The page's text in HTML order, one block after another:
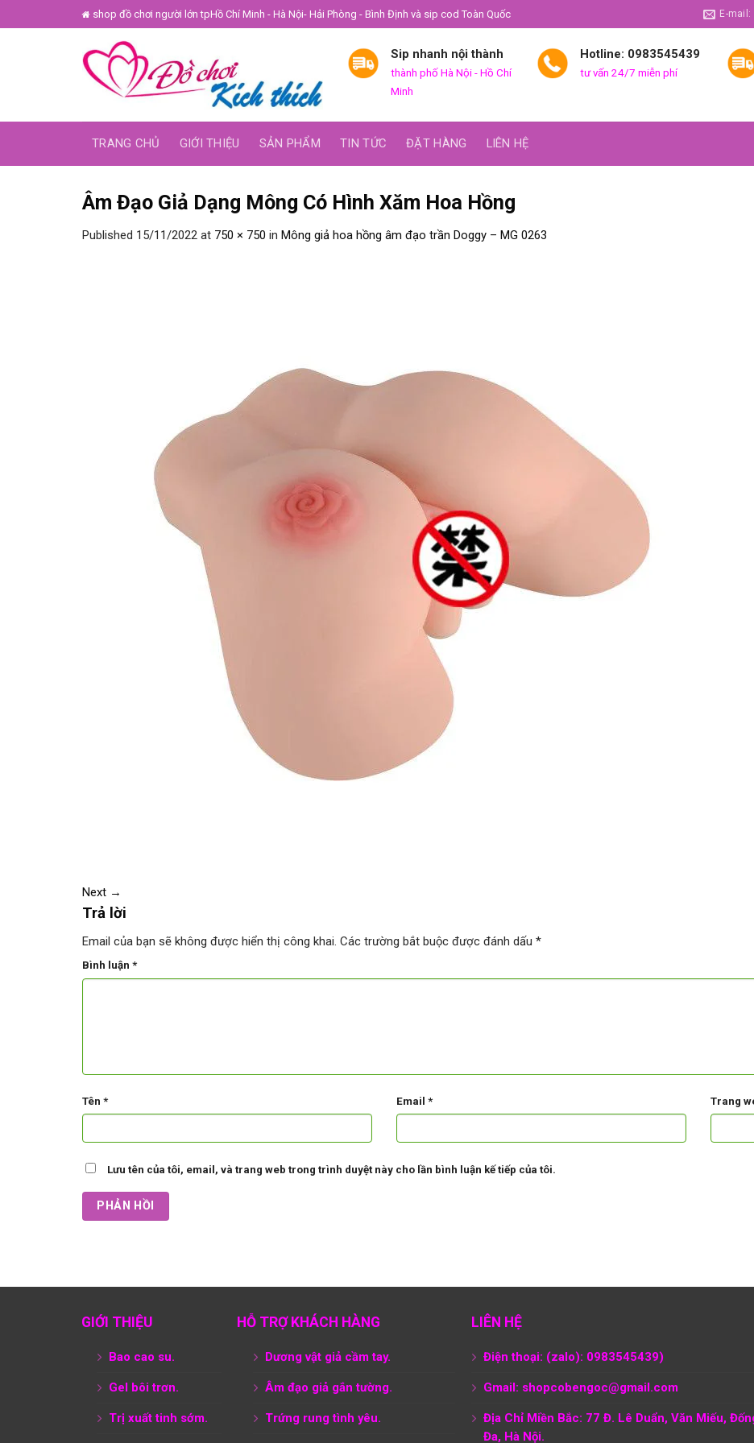
to
shop đồ chơi người lớn tpHồ Chí Minh - Hà Nội- Hải Phòng - Bình Định và sip cod Toàn Quốc E-
Sip nhanh nội thành
thành phố Hà Nội - Hồ Chí
Minh
Hotline: 0983545439
tư vấn 24/7 miễn phí
TRANG CHỦ GIỚI THIỆU SẢN PHẨM TIN TỨC ĐẶT HÀNG LIÊN HỆ
Âm Đạo Giả Dạng Mông Có Hình Xăm Hoa Hồng
Published 15/11/2022 at 750 × 750 in Mông giả hoa hồng âm đạo trần Doggy – MG 0263
Next →
Trả lời
Email của bạn sẽ không được hiển thị công khai. Các trường bắt buộc được đánh dấu *
Bình luận *
Tên * Email * Trang
Lưu tên của tôi, email, và trang web trong trình duyệt này cho lần bình luận kế tiếp của tôi.
GIỚI THIỆU
Bao cao su.
Gel bôi trơn.
Trị xuất tinh sớm.
HỖ TRỢ KHÁCH HÀNG
Dương vật giả cầm tay.
Âm đạo giả gắn tường.
Trứng rung tình yêu.
LIÊN HỆ
Điện thoại: (zalo): 0983545439)
Gmail: shopcobengoc@gmail.com
Địa Chỉ Miền Bắc: 77 Đ. Lê Duẩn, Văn Miếu,
Đa, Hà Nội.